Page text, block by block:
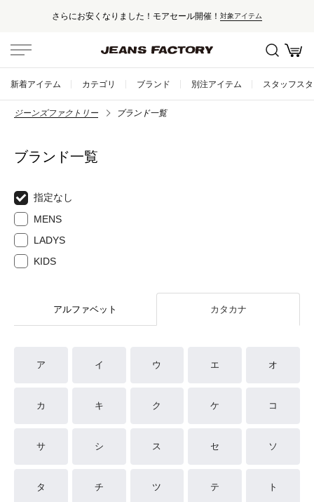
さらにお安くなりました！モアセール開催！ 対象アイテム
新着アイテム カテゴリ ブランド 別注アイテム スタッフス
ジーンズファクトリー ブランド一覧
ブランド一覧
指定なし
MENS
LADYS
KIDS
アルファベット カタカナ
ア イ ウ エ オ
カ キ ク ケ コ
サ シ ス セ ソ
タ チ ツ テ ト